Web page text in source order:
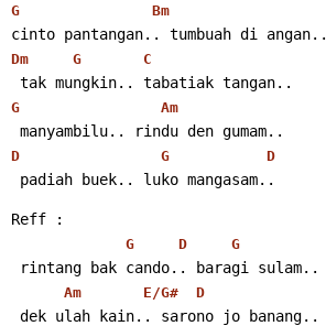
G Bm
cinto pantangan.. tumbuah di angan..
Dm G C
tak mungkin.. tabatiak tangan..
G Am
manyambilu.. rindu den gumam..
D G D
padiah buek.. luko mangasam..
Reff :
G D G
rintang bak cando.. baragi sulam..
Am E/G# D
dek ulah kain.. sarono jo banang..